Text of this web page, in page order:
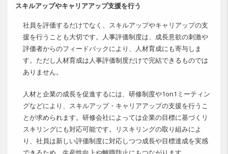
スキルアップやキャリアアップ支援を行う
社員を評価するだけでなく、スキルアップやキャリアップの支
援を行うことも大切です。人事評価制度は、成長意欲の刺激や
評価者からのフィードバックにより、人材育成にも寄与しま
す。ただし人材育成は人事評価制度だけで完結できるものでは
ありません。
人材と企業の成長を促進するには、研修制度や1on1ミーティン
グなどにより、スキルアップ・キャリアアップの支援を行うこ
とが求められます。研修会社によっては企業の目標に基づくリ
スキリングにも対応可能です。リスキリングの取り組みによ
り、社員は新しい評価制度に対応しつつ成長や目標達成を実感